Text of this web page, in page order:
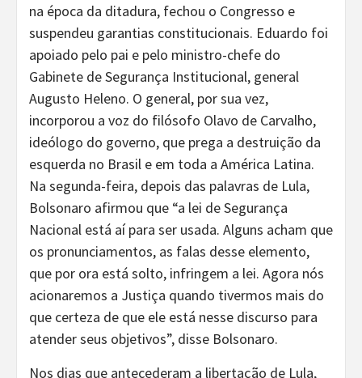
na época da ditadura, fechou o Congresso e
suspendeu garantias constitucionais. Eduardo foi
apoiado pelo pai e pelo ministro-chefe do
Gabinete de Segurança Institucional, general
Augusto Heleno. O general, por sua vez,
incorporou a voz do filósofo Olavo de Carvalho,
ideólogo do governo, que prega a destruição da
esquerda no Brasil e em toda a América Latina.
Na segunda-feira, depois das palavras de Lula,
Bolsonaro afirmou que “a lei de Segurança
Nacional está aí para ser usada. Alguns acham que
os pronunciamentos, as falas desse elemento,
que por ora está solto, infringem a lei. Agora nós
acionaremos a Justiça quando tivermos mais do
que certeza de que ele está nesse discurso para
atender seus objetivos”, disse Bolsonaro.
Nos dias que antecederam a libertação de Lula,